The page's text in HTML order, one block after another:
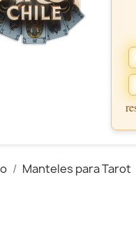
Manteles para Tarot